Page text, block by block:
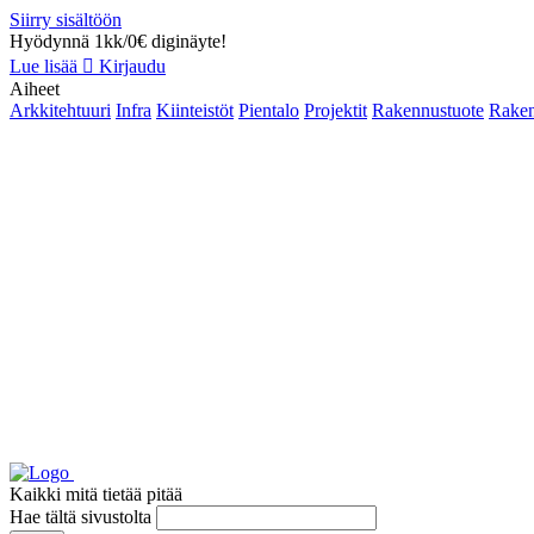
Siirry sisältöön
Hyödynnä 1kk/0€ diginäyte!
Lue lisää
Kirjaudu
Aiheet
Arkkitehtuuri Infra Kiinteistöt Pientalo Projektit Rakennustuote
Kaikki mitä tietää pitää
Hae tältä sivustolta